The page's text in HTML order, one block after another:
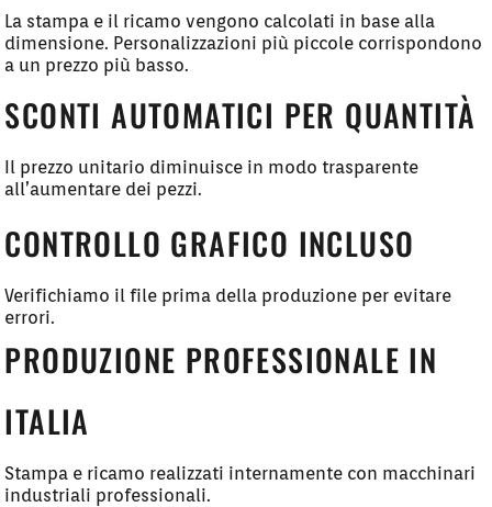
La stampa e il ricamo vengono calcolati in base alla
dimensione. Personalizzazioni più piccole corrispondono
a un prezzo più basso.
SCONTI AUTOMATICI PER QUANTITÀ
Il prezzo unitario diminuisce in modo trasparente
all’aumentare dei pezzi.
CONTROLLO GRAFICO INCLUSO
Verifichiamo il file prima della produzione per evitare
errori.
PRODUZIONE PROFESSIONALE IN
ITALIA
Stampa e ricamo realizzati internamente con macchinari
industriali professionali.